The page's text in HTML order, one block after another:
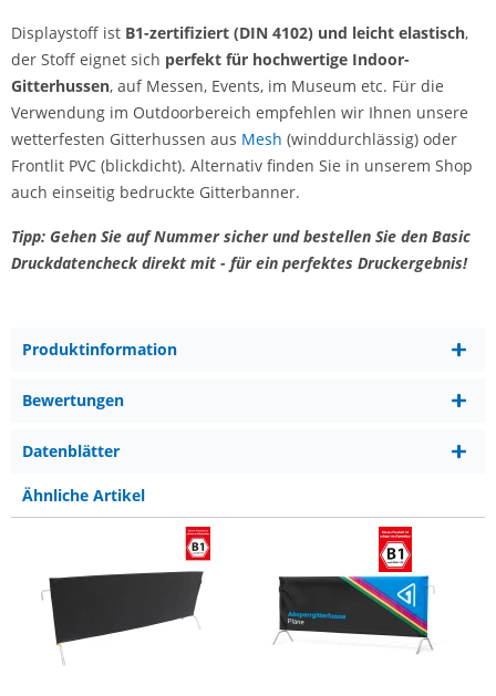
Displaystoff ist B1-zertifiziert (DIN 4102) und leicht elastisch,
der Stoff eignet sich perfekt für hochwertige Indoor-
Gitterhussen, auf Messen, Events, im Museum etc. Für die
Verwendung im Outdoorbereich empfehlen wir Ihnen unsere
wetterfesten Gitterhussen aus Mesh (winddurchlässig) oder
Frontlit PVC (blickdicht). Alternativ finden Sie in unserem Shop
auch einseitig bedruckte Gitterbanner.
Tipp: Gehen Sie auf Nummer sicher und bestellen Sie den Basic
Druckdatencheck direkt mit - für ein perfektes Druckergebnis!
Produktinformation
Bewertungen
Datenblätter
Ähnliche Artikel